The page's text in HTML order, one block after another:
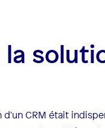
CRM était